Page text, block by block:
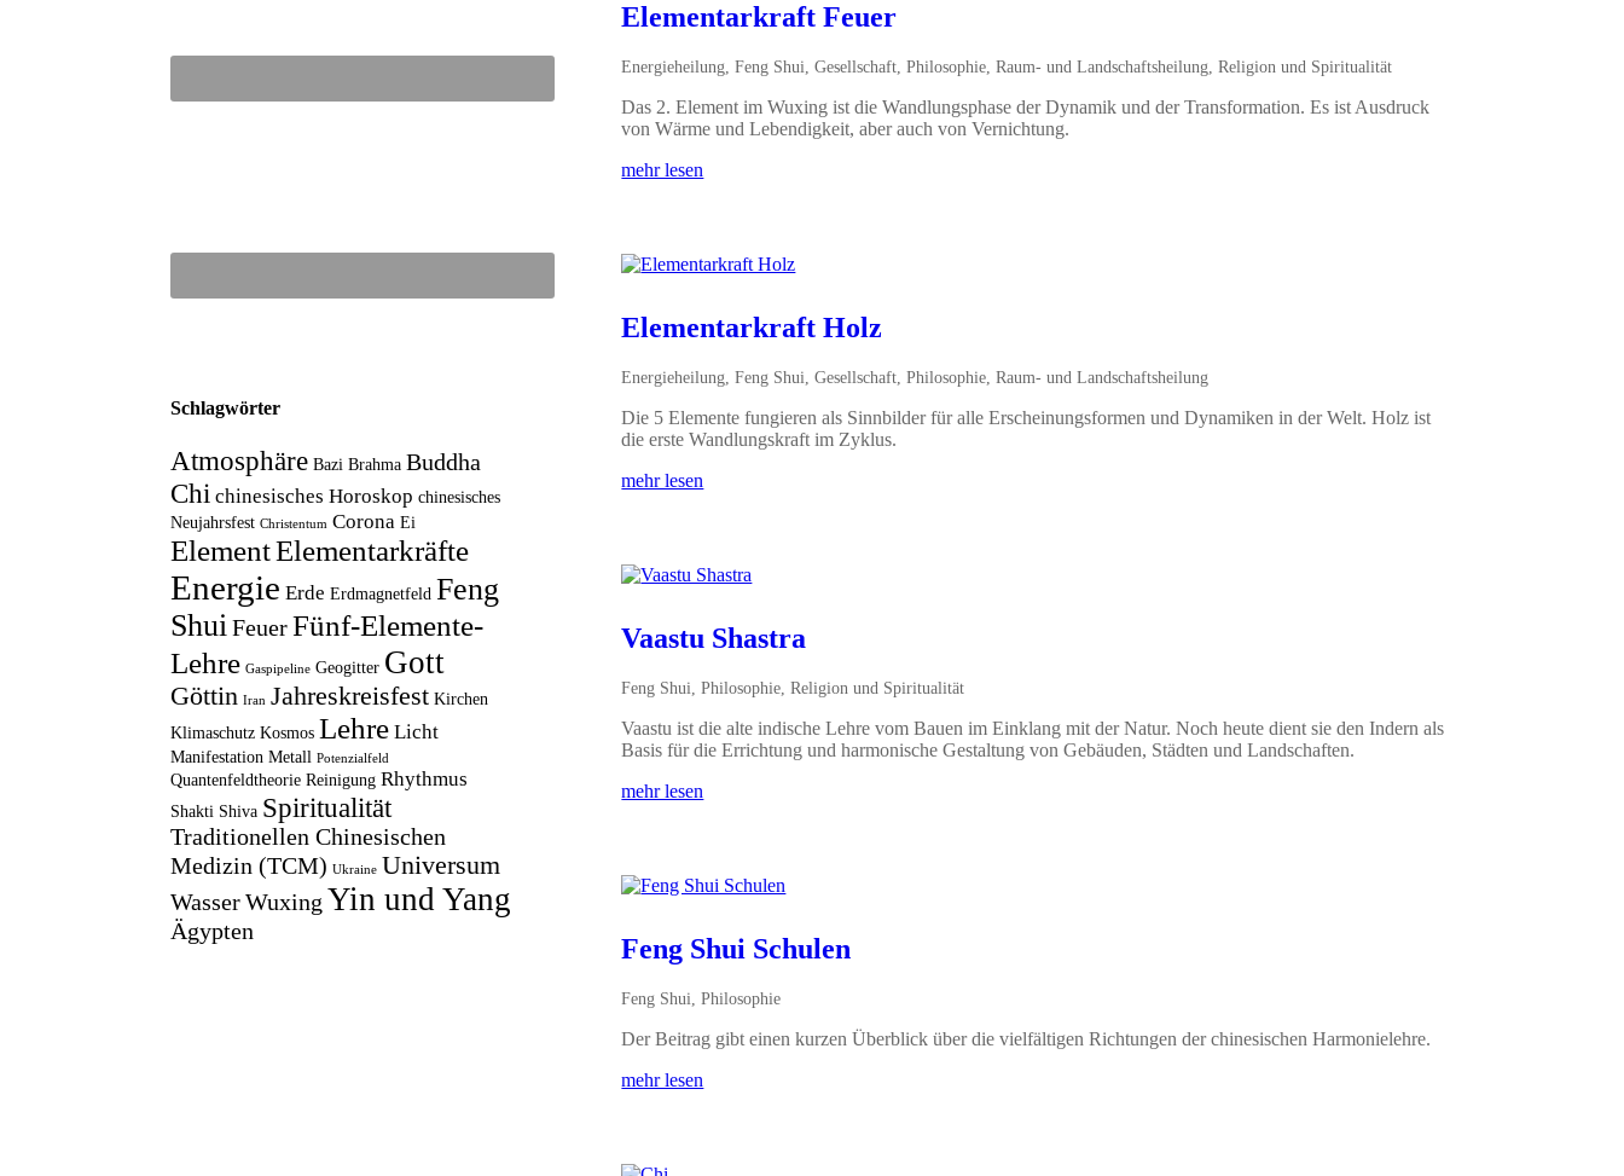
Schlagwörter
Atmosphäre Bazi Brahma Buddha
Chi chinesisches Horoskop chinesisches
Neujahrsfest Christentum Corona Ei
ElementElementarkräfte
Energie Erde Erdmagnetfeld Feng
Shui Feuer Fünf-Elemente-
Lehre Gaspipeline Geogitter Gott
Göttin Iran Jahreskreisfest Kirchen
Klimaschutz Kosmos Lehre Licht
Manifestation Metall Potenzialfeld
Quantenfeldtheorie Reinigung Rhythmus
Shakti Shiva Spiritualität
Traditionellen Chinesischen
Medizin (TCM) Ukraine Universum
Wasser Wuxing Yin und Yang
Ägypten
Elementarkraft Feuer
Energieheilung ,Feng Shui ,Gesellschaft ,Philosophie ,Raum- und Landschaftsheilung ,Religion und Spiritualität
Das 2. Element im Wuxing ist die Wandlungsphase der Dynamik und der Transformation. Es ist Ausdruck
von Wärme und Lebendigkeit, aber auch von Vernichtung.
mehr lesen
Elementarkraft Holz
Energieheilung ,Feng Shui ,Gesellschaft ,Philosophie ,Raum- und Landschaftsheilung
Die 5 Elemente fungieren als Sinnbilder für alle Erscheinungsformen und Dynamiken in der Welt. Holz ist
die erste Wandlungskraft im Zyklus.
mehr lesen
Vaastu Shastra
Feng Shui ,Philosophie ,Religion und Spiritualität
Vaastu ist die alte indische Lehre vom Bauen im Einklang mit der Natur. Noch heute dient sie den Indern als
Basis für die Errichtung und harmonische Gestaltung von Gebäuden, Städten und Landschaften.
mehr lesen
Feng Shui Schulen
Feng Shui ,Philosophie
Der Beitrag gibt einen kurzen Überblick über die vielfältigen Richtungen der chinesischen Harmonielehre.
mehr lesen